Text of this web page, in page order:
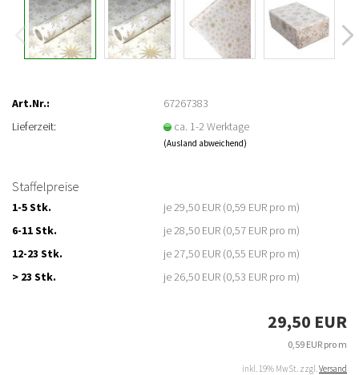
Art.Nr.:
67267383
Lieferzeit:
ca. 1-2 Werktage
(Ausland abweichend)
Staffelpreise
1-5 Stk.
je 29,50 EUR (0,59 EUR pro m)
6-11 Stk.
je 28,50 EUR (0,57 EUR pro m)
12-23 Stk.
je 27,50 EUR (0,55 EUR pro m)
> 23 Stk.
je 26,50 EUR (0,53 EUR pro m)
29,50 EUR
0,59 EUR pro m
inkl. 19% MwSt. zzgl.Versand